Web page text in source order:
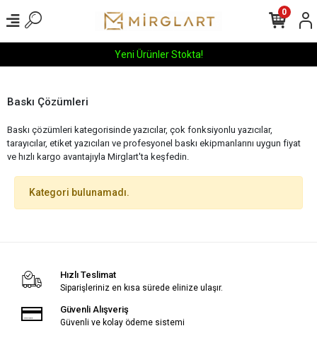
Yeni Ürünler Stokta!
0
Baskı Çözümleri
Baskı çözümleri kategorisinde yazıcılar, çok fonksiyonlu yazıcılar,
tarayıcılar, etiket yazıcıları ve profesyonel baskı ekipmanlarını uygun fiyat
ve hızlı kargo avantajıyla Mirglart'ta keşfedin.
Kategori bulunamadı.
Hızlı Teslimat
Siparişleriniz en kısa sürede elinize ulaşır.
Güvenli Alışveriş
Güvenli ve kolay ödeme sistemi